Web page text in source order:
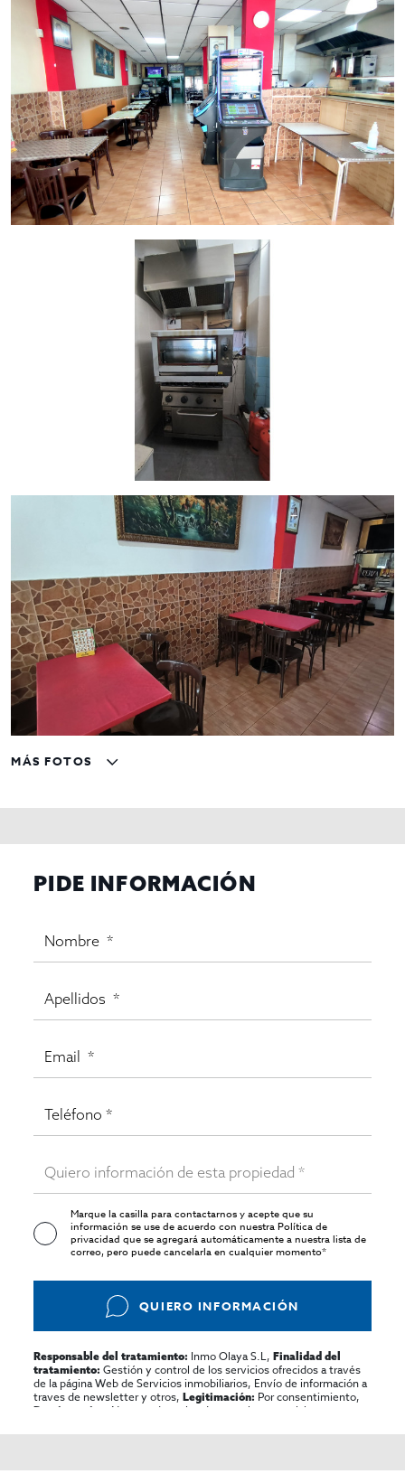
MÁS FOTOS
PIDE INFORMACIÓN
Marque la casilla para contactarnos y acepte que su
información se use de acuerdo con nuestraPolítica de
privacidadque se agregará automáticamente a nuestra lista de
correo, pero puede cancelarla en cualquier momento*
QUIERO INFORMACIÓN
Responsable del tratamiento: Inmo Olaya S.L,Finalidad del
tratamiento: Gestión y control de los servicios ofrecidos a través
de la página Web de Servicios inmobiliarios, Envío de información a
traves de newsletter y otros,Legitimación: Por consentimiento,
Destinatarios:
No se cederan los datos, salvo para elaborar
rectificar y suprimir los datos, solicitar la portabilidad de los